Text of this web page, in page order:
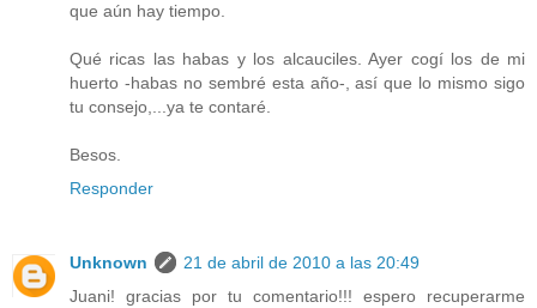
que aún hay tiempo.
Qué ricas las habas y los alcauciles. Ayer cogí los de mi
huerto -habas no sembré esta año-, así que lo mismo sigo
tu consejo,...ya te contaré.
Besos.
Responder
Unknown
21 de abril de 2010 a las 20:49
Juani! gracias por tu comentario!!! espero recuperarme